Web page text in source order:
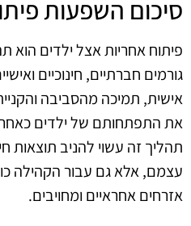
סיכום השפעות
פיתוח אחריות אצל ילדים הוא
גורמים חברתיים, חינוכיים
אישית, תמיכה מהסביבה
את התפתחותם של ילדים
תהליך זה עשוי להניב תוצאות
עצמם, אלא גם עבור הקהילה
אזרחים אחראיים ומחויבים.